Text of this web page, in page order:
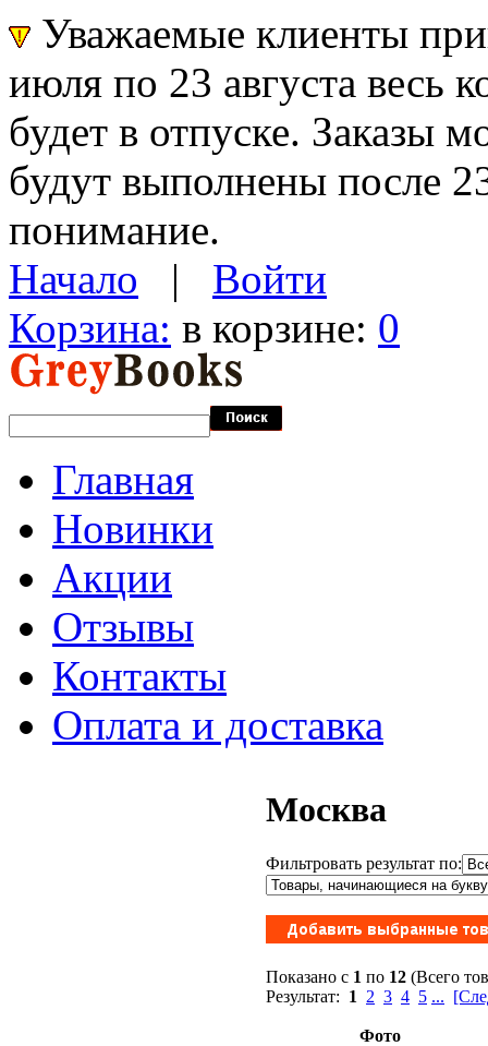
Уважаемые клиенты
июля по 23 августа весь
будет в отпуске. Заказы
будут выполнены после
понимание.
Начало | Войти
Корзина: в корзине: 0
Главная
Новинки
Акции
Отзывы
Контакты
Оплата и доставка
Москва
Фильтровать результат по:
Показано с 1 по 12 (Всего
Результат: 1 2 3 4 5 ...
Фото